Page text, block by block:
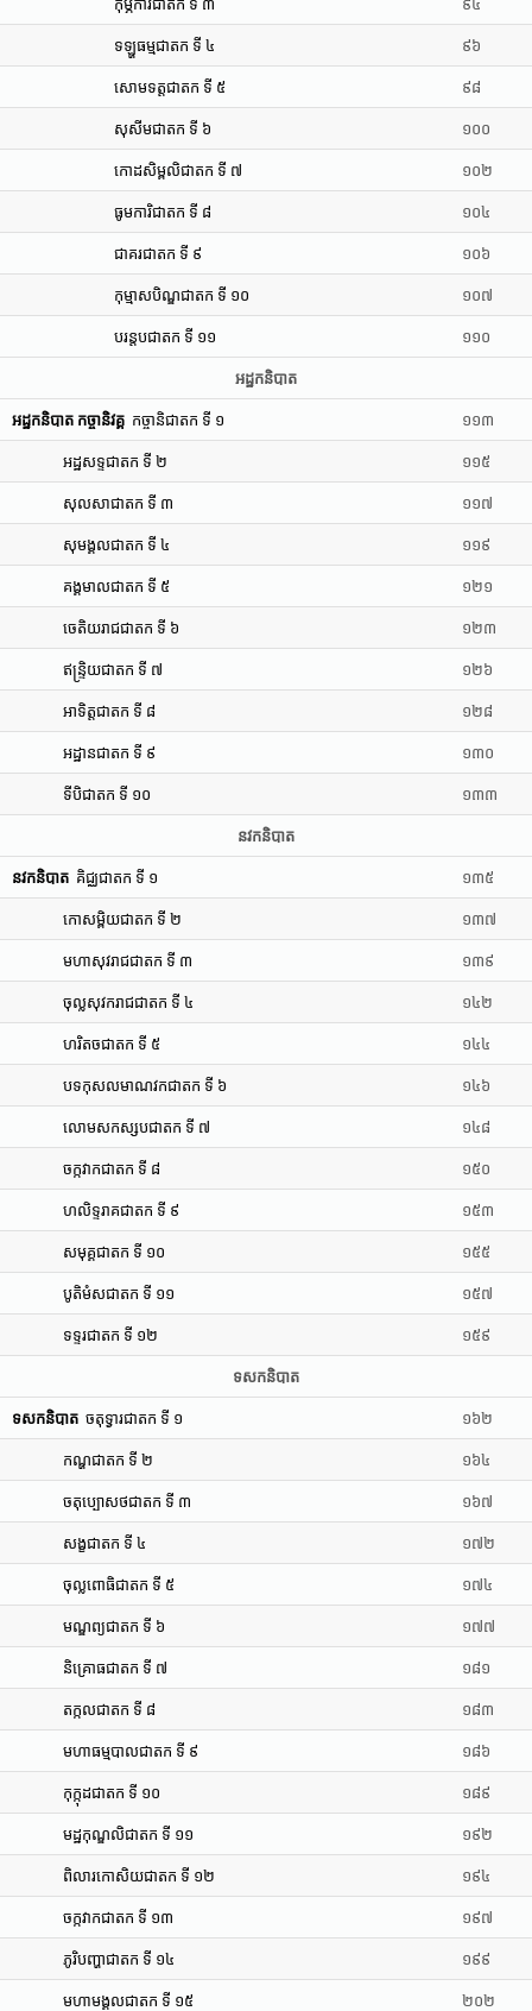
កុម្ភការជាតក ទី ៣ ៩៤
ទឡ្ហធម្មជាតក ទី ៤ ៩៦
សោមទត្តជាតក ទី ៥ ៩៨
សុសីមជាតក ទី ៦ ១០០
កោដសិម្ពលិជាតក ទី ៧ ១០២
ធូមការិជាតក ទី ៨ ១០៤
ជាគរជាតក ទី ៩ ១០៦
កុម្មាសបិណ្ឌជាតក ទី ១០ ១០៧
បរន្តបជាតក ទី ១១ ១១០
អដ្ឋកនិបាត
អដ្ឋកនិបាត កច្ចានិវគ្គ កច្ចានិជាតក ទី ១ ១១៣
អដ្ឋសទ្ទជាតក ទី ២ ១១៥
សុលសាជាតក ទី ៣ ១១៧
សុមង្គលជាតក ទី ៤ ១១៩
គង្គមាលជាតក ទី ៥ ១២១
ចេតិយរាជជាតក ទី ៦ ១២៣
ឥន្រ្ទិយជាតក ទី ៧ ១២៦
អាទិត្តជាតក ទី ៨ ១២៨
អដ្ឋានជាតក ទី ៩ ១៣០
ទីបិជាតក ទី ១០ ១៣៣
នវកនិបាត
នវកនិបាត គិជ្ឈជាតក ទី ១ ១៣៥
កោសម្ពិយជាតក ទី ២ ១៣៧
មហាសុវរាជជាតក ទី ៣ ១៣៩
ចុល្លសុវករាជជាតក ទី ៤ ១៤២
ហរិតចជាតក ទី ៥ ១៤៤
បទកុសលមាណវកជាតក ទី ៦ ១៤៦
លោមសកស្សបជាតក ទី ៧ ១៤៨
ចក្កវាកជាតក ទី ៨ ១៥០
ហលិទ្ទរាគជាតក ទី ៩ ១៥៣
សមុគ្គជាតក ទី ១០ ១៥៥
បូតិមំសជាតក ទី ១១ ១៥៧
ទទ្ទរជាតក ទី ១២ ១៥៩
ទសកនិបាត
ទសកនិបាត ចតុទ្វារជាតក ទី ១ ១៦២
កណ្ហជាតក ទី ២ ១៦៤
ចតុប្បោសថជាតក ទី ៣ ១៦៧
សង្ខជាតក ទី ៤ ១៧២
ចុល្លពោធិជាតក ទី ៥ ១៧៤
មណ្ឌព្យជាតក ទី ៦ ១៧៧
និគ្រោធជាតក ទី ៧ ១៨១
តក្កលជាតក ទី ៨ ១៨៣
មហាធម្មបាលជាតក ទី ៩ ១៨៦
កុក្កុដជាតក ទី ១០ ១៨៩
មដ្ឋកុណ្ឌលិជាតក ទី ១១ ១៩២
ពិលារកោសិយជាតក ទី ១២ ១៩៤
ចក្កវាកជាតក ទី ១៣ ១៩៧
ភូរិបញ្ហាជាតក ទី ១៤ ១៩៩
មហាមង្គលជាតក ទី ១៥ ២០២